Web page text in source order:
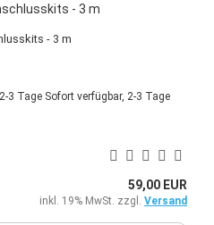
- 3 m
- 3 m
Sofort verfügbar, 2-3 Tage
59,00 EUR
inkl. 19% MwSt. zzgl. Versand